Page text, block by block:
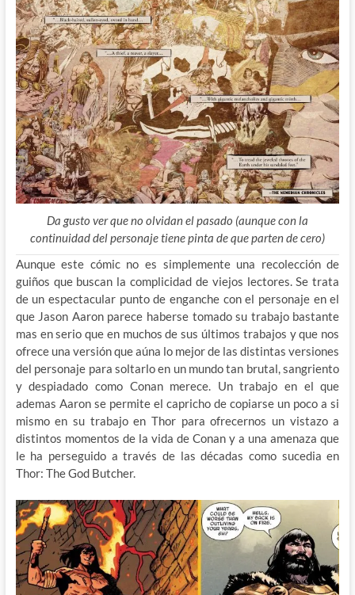
Da gusto ver que no olvidan el pasado (aunque con la
continuidad del personaje tiene pinta de que parten de cero)
Aunque este cómic no es simplemente una recolección de
guiños que buscan la complicidad de viejos lectores. Se trata
de un espectacular punto de enganche con el personaje en el
que Jason Aaron parece haberse tomado su trabajo bastante
mas en serio que en muchos de sus últimos trabajos y que nos
ofrece una versión que aúna lo mejor de las distintas versiones
del personaje para soltarlo en un mundo tan brutal, sangriento
y despiadado como Conan merece. Un trabajo en el que
ademas Aaron se permite el capricho de copiarse un poco a si
mismo en su trabajo en Thor para ofrecernos un vistazo a
distintos momentos de la vida de Conan y a una amenaza que
le ha perseguido a través de las décadas como sucedia en
Thor: The God Butcher.